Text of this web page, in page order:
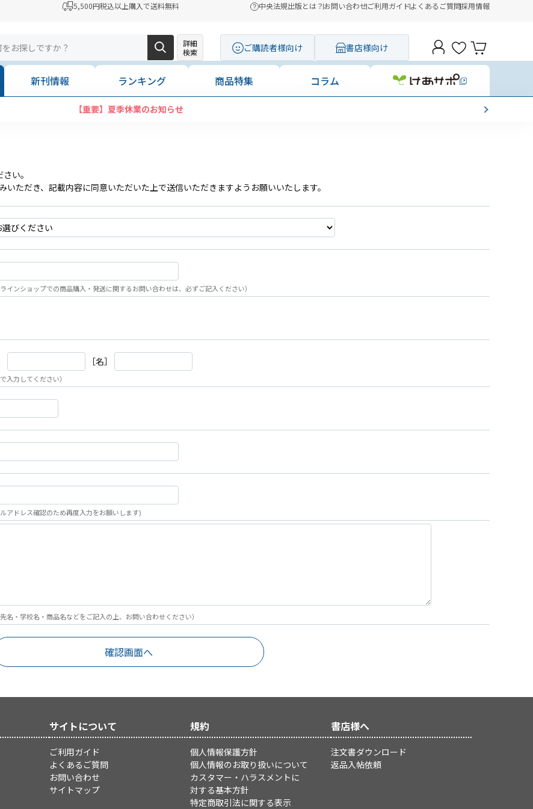
5,500円税込以上購入で送料無料 中央法規出版とは？お問い合わせご利用ガイドよくあるご質問採用情報
詳細
検索
ご購読者様向け 書店様向け
新刊情報 ランキング 商品特集 コラム
【重要】夏季休業のお知らせ
い。
いただき、記載内容に同意いただいた上で送信いただきますようお願いいたします。
ラインショップでの商品購入・発送に関するお問い合わせは、必ずご記入ください）
［名］
で入力してください）
ルアドレス確認のため再度入力をお願いします)
先名・学校名・商品名などをご記入の上、お問い合わせください）
サイトについて
ご利用ガイド
よくあるご質問
お問い合わせ
サイトマップ
規約
個人情報保護方針
個人情報のお取り扱いについて
カスタマー・ハラスメントに
対する基本方針
特定商取引法に関する表示
書店様へ
注文書ダウンロード
返品入帖依頼